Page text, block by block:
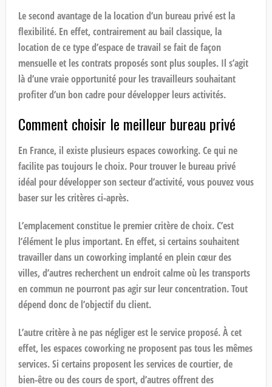
Le second avantage de la location d’un bureau privé est la
flexibilité. En effet, contrairement au bail classique, la
location de ce type d’espace de travail se fait de façon
mensuelle et les contrats proposés sont plus souples. Il s’agit
là d’une vraie opportunité pour les travailleurs souhaitant
profiter d’un bon cadre pour développer leurs activités.
Comment choisir le meilleur bureau privé
En France, il existe plusieurs espaces coworking. Ce qui ne
facilite pas toujours le choix. Pour trouver le bureau privé
idéal pour développer son secteur d’activité, vous pouvez vous
baser sur les critères ci-après.
L’emplacement constitue le premier critère de choix. C’est
l’élément le plus important. En effet, si certains souhaitent
travailler dans un coworking implanté en plein cœur des
villes, d’autres recherchent un endroit calme où les transports
en commun ne pourront pas agir sur leur concentration. Tout
dépend donc de l’objectif du client.
L’autre critère à ne pas négliger est le service proposé. À cet
effet, les espaces coworking ne proposent pas tous les mêmes
services. Si certains proposent les services de courtier, de
bien-être ou des cours de sport, d’autres offrent des